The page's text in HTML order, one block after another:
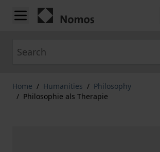
Skip to Content
Home / Humanities / Philosophy
/ Philosophie als Therapie